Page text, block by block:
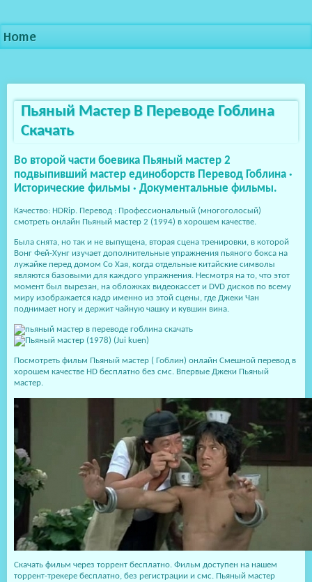
Home
Пьяный Мастер В Переводе Гоблина
Скачать
Во второй части боевика Пьяный мастер 2
подвыпивший мастер единоборств Перевод Гоблина ·
Исторические фильмы · Документальные фильмы.
Качество: HDRip. Перевод : Профессиональный (многоголосый)
смотреть онлайн Пьяный мастер 2 (1994) в хорошем качестве.
Была снята, но так и не выпущена, вторая сцена тренировки, в которой
Вонг Фей-Хунг изучает дополнительные упражнения пьяного бокса на
лужайке перед домом Со Хая, когда отдельные китайские символы
являются базовыми для каждого упражнения. Несмотря на то, что этот
момент был вырезан, на обложках видеокассет и DVD дисков по всему
миру изображается кадр именно из этой сцены, где Джеки Чан
поднимает ногу и держит чайную чашку и кувшин вина.
Посмотреть фильм Пьяный мастер ( Гоблин) онлайн Смешной перевод в
хорошем качестве HD бесплатно без смс. Впервые Джеки Пьяный
мастер.
Скачать фильм через торрент бесплатно. Фильм доступен на нашем
торрент-трекере бесплатно, без регистрации и смс. Пьяный мастер